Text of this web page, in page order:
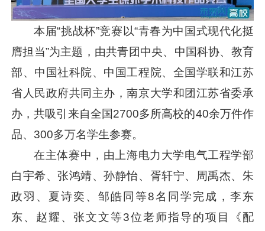
本届“挑战杯”竞赛以“青春为中国式现代化挺
膺担当”为主题，由共青团中央、中国科协、教育
部、中国社科院、中国工程院、全国学联和江苏
省人民政府共同主办，南京大学和团江苏省委承
办，共吸引来自全国2700多所高校的40余万件作
品、300多万名学生参赛。
在主体赛中，由上海电力大学电气工程学部
白宇希、张鸿靖、孙静怡、胥轩宁、周禹杰、朱
政羽、夏诗奕、邹皓同等8名同学完成，李东
东、赵耀、张文文等3位老师指导的项目《配